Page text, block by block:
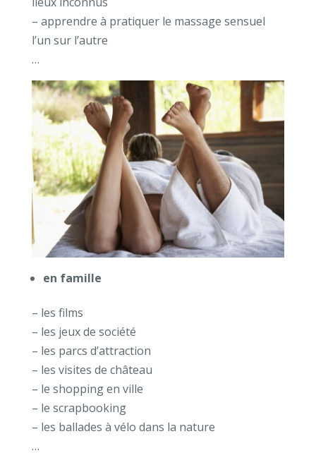
– apprendre à pratiquer le massage sensuel
l’un sur l’autre
…
en famille
– les films
– les jeux de société
– les parcs d’attraction
– les visites de château
– le shopping en ville
– le scrapbooking
– les ballades à vélo dans la nature
…